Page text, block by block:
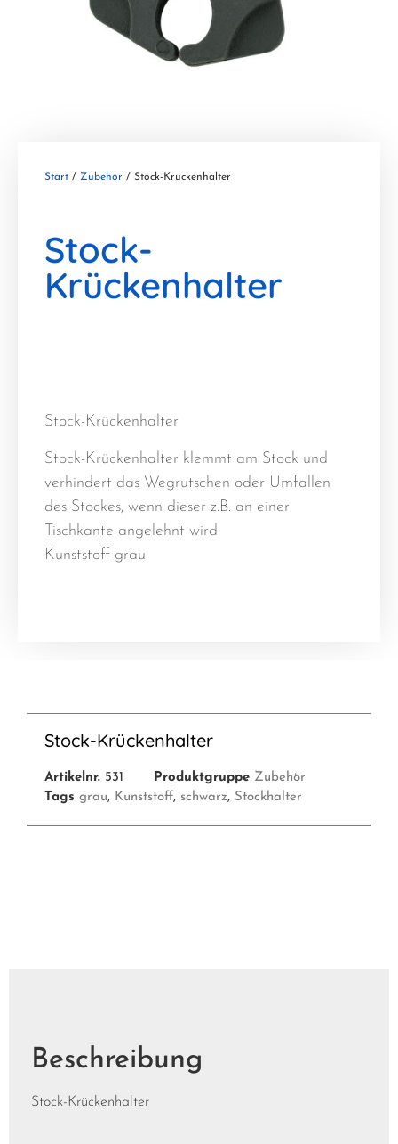
Start / Zubehör / Stock-Krückenhalter
Stock-
Krückenhalter
Stock-Krückenhalter
Stock-Krückenhalter klemmt am Stock und
verhindert das Wegrutschen oder Umfallen
des Stockes, wenn dieser z.B. an einer
Tischkante angelehnt wird
Kunststoff grau
Stock-Krückenhalter
Artikelnr. 531 Produktgruppe Zubehör
Tags grau, Kunststoff, schwarz, Stockhalter
Beschreibung
Stock-Krückenhalter